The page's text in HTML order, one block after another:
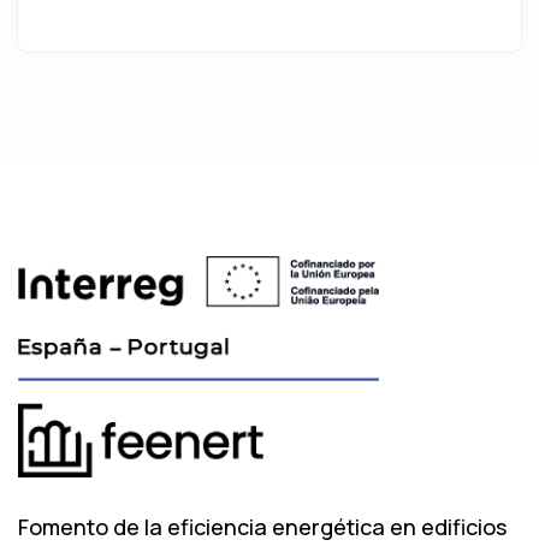
Fomento de la eficiencia energética en edificios